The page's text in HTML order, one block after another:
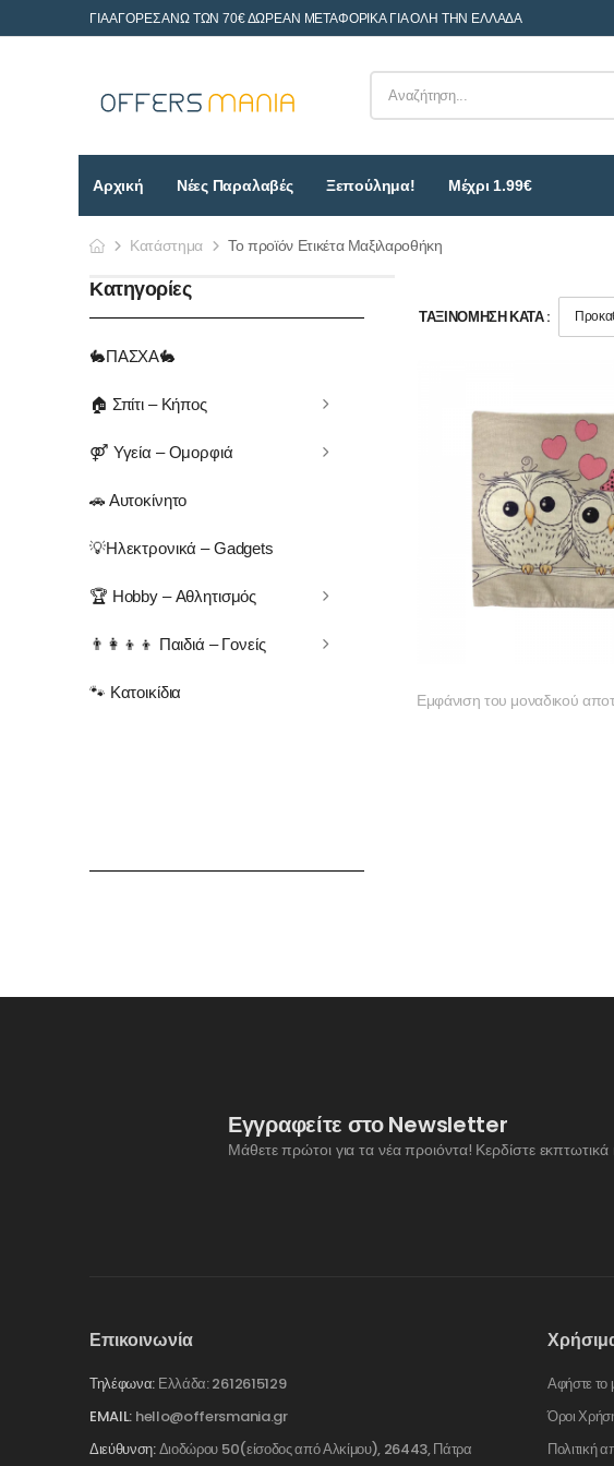
ΓΙΑ ΑΓΟΡΕΣ ΑΝΩ ΤΩΝ 70€ ΔΩΡΕΑΝ ΜΕΤΑΦΟΡΙΚΑ ΓΙΑ ΟΛΗ ΤΗΝ ΕΛΛΑΔΑ
Αρχική Νέες Παραλαβές Ξεπούλημα! Μέχρι 1.99€
Κατάστημα
Το προϊόν Ετικέτα Μαξιλαροθήκη
Κατηγορίες
🐇ΠΑΣΧΑ🐇
🏠 Σπίτι – Κήπος
⚤ Υγεία – Ομορφιά
🚗 Αυτοκίνητο
💡Ηλεκτρονικά – Gadgets
🏆 Hobby – Αθλητισμός
👨‍👩‍👦‍👦 Παιδιά – Γονείς
🐾 Κατοικίδια
ΤΑΞΙΝΌΜΗΣΗ ΚΑΤΆ :
Εμφάνιση του μοναδικού
Εγγραφείτε στο Newsletter
Μάθετε πρώτοι για τα νέα προιόντα! Κερδίστε
Επικοινωνία
Τηλέφωνα: Ελλάδα: 2612615129
EMAIL: hello@offersmania.gr
Διεύθυνση:Διοδώρου 50(είσοδος από Αλκίμου), 26443, Πάτρα
Αφήστε το
Όροι
Πολιτική